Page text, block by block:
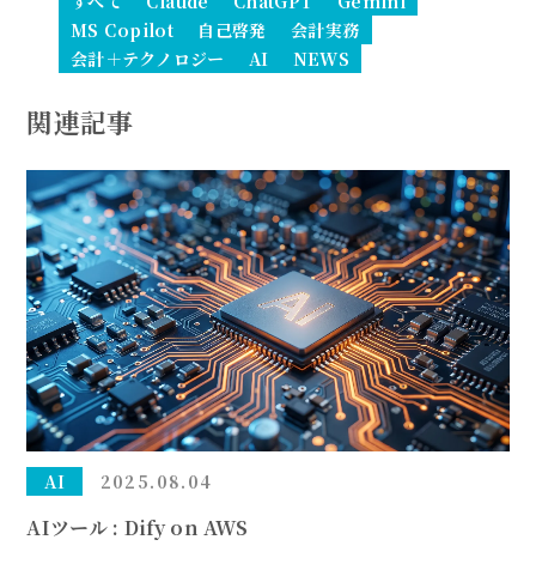
MS Copilot
自己啓発
会計実務
会計＋テクノロジー
AI NEWS
関連記事
AI 2025.08.04
AIツール : Dify on AWS